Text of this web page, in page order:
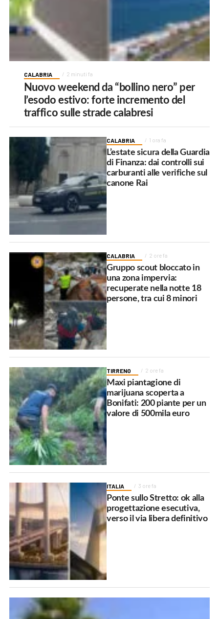
CALABRIA 2 minuti fa
Nuovo weekend da “bollino nero” per
l’esodo estivo: forte incremento del
traffico sulle strade calabresi
CALABRIA 1 ora fa
L’estate sicura della Guardia
di Finanza: dai controlli sui
carburanti alle verifiche sul
canone Rai
CALABRIA 2 ore fa
Gruppo scout bloccato in
una zona impervia:
recuperate nella notte 18
persone, tra cui 8 minori
TIRRENO 2 ore fa
Maxi piantagione di
marijuana scoperta a
Bonifati: 200 piante per un
valore di 500mila euro
ITALIA 3 ore fa
Ponte sullo Stretto: ok alla
progettazione esecutiva,
verso il via libera definitivo